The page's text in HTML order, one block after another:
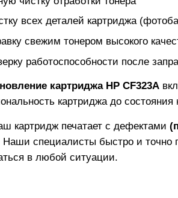
всех деталей картриджа
свежим тонером высокого
работоспособности после
картриджа HP CF323A
картриджа до состояния
картридж печатает с дефектами
Наши специалисты быстро и
в любой ситуации.